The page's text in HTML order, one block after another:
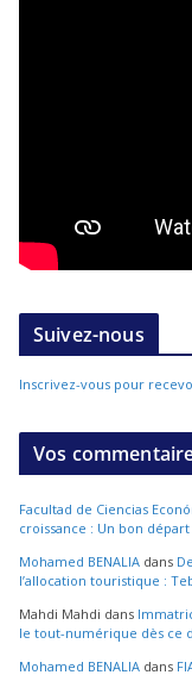
Suivez-nous
Inscrivez-vous pour
Vos
Facultad de Ciencias
croissance : Un bon départ
Mohamed BENALIA dans
l’allocation touristique :
Mahdi Mahdi dans
le tout-numérique dès ce
Mohamed BENALIA dans